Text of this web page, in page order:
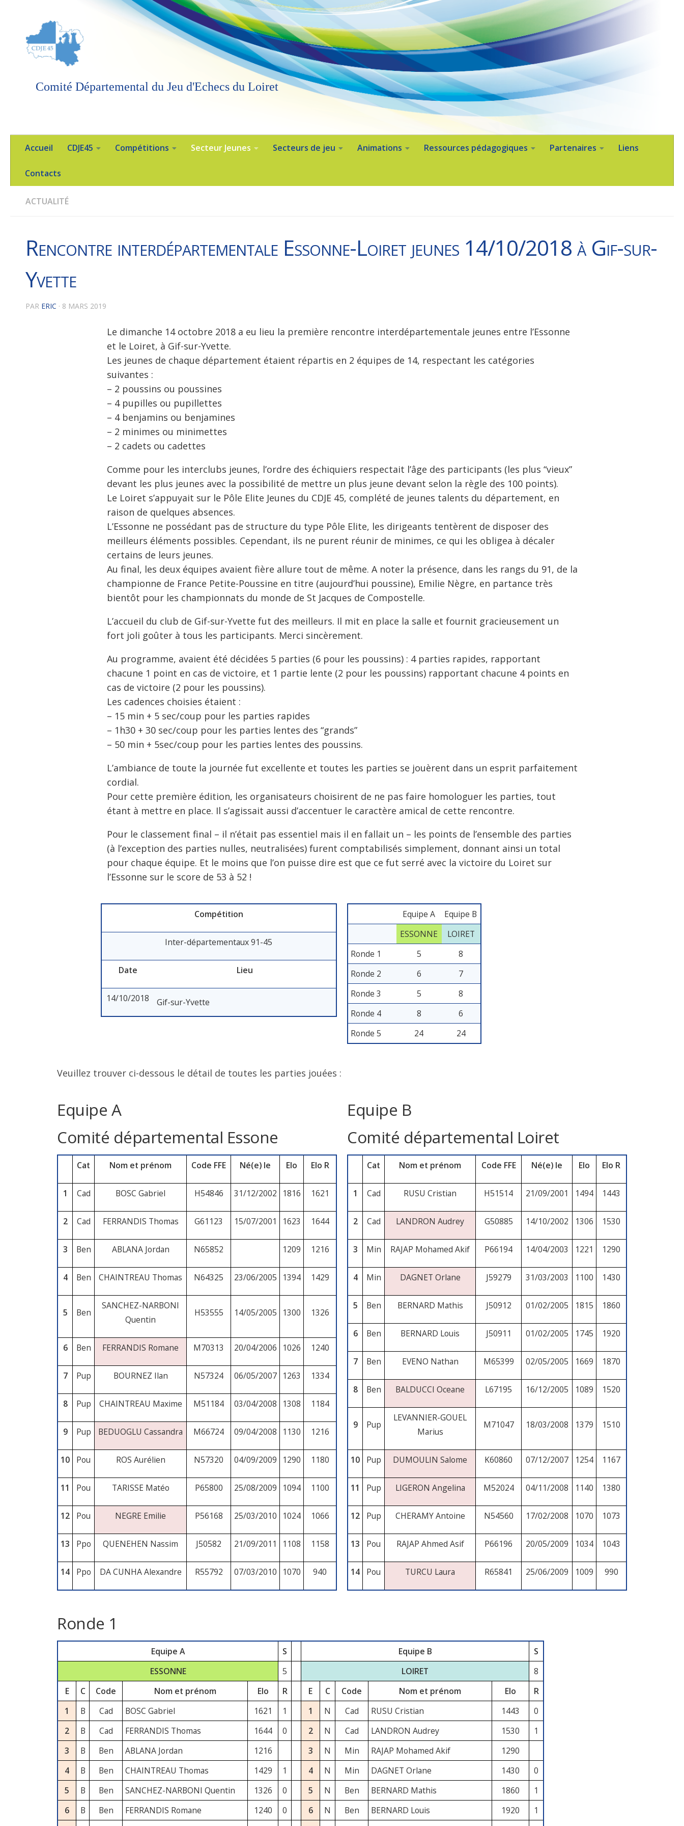
Comité Départemental du Jeu d'Echecs du Loiret
Accueil CDJE45 Compétitions Secteur Jeunes Secteurs de jeu Animations Ressources pédagogiques Partenaires Liens
Contacts
ACTUALITÉ
Rencontre interdépartementale Essonne-Loiret jeunes 14/10/2018 à Gif-sur-
Yvette
PAR ERIC · 8 MARS 2019
Le dimanche 14 octobre 2018 a eu lieu la première rencontre interdépartementale jeunes entre l’Essonne
et le Loiret, à Gif-sur-Yvette.
Les jeunes de chaque département étaient répartis en 2 équipes de 14, respectant les catégories
suivantes :
– 2 poussins ou poussines
– 4 pupilles ou pupillettes
– 4 benjamins ou benjamines
– 2 minimes ou minimettes
– 2 cadets ou cadettes
Comme pour les interclubs jeunes, l’ordre des échiquiers respectait l’âge des participants (les plus “vieux”
devant les plus jeunes avec la possibilité de mettre un plus jeune devant selon la règle des 100 points).
Le Loiret s’appuyait sur le Pôle Elite Jeunes du CDJE 45, complété de jeunes talents du département, en
raison de quelques absences.
L’Essonne ne possédant pas de structure du type Pôle Elite, les dirigeants tentèrent de disposer des
meilleurs éléments possibles. Cependant, ils ne purent réunir de minimes, ce qui les obligea à décaler
certains de leurs jeunes.
Au final, les deux équipes avaient fière allure tout de même. A noter la présence, dans les rangs du 91, de la
championne de France Petite-Poussine en titre (aujourd’hui poussine), Emilie Nègre, en partance très
bientôt pour les championnats du monde de St Jacques de Compostelle.
L’accueil du club de Gif-sur-Yvette fut des meilleurs. Il mit en place la salle et fournit gracieusement un
fort joli goûter à tous les participants. Merci sincèrement.
Au programme, avaient été décidées 5 parties (6 pour les poussins) : 4 parties rapides, rapportant
chacune 1 point en cas de victoire, et 1 partie lente (2 pour les poussins) rapportant chacune 4 points en
cas de victoire (2 pour les poussins).
Les cadences choisies étaient :
– 15 min + 5 sec/coup pour les parties rapides
– 1h30 + 30 sec/coup pour les parties lentes des “grands”
– 50 min + 5sec/coup pour les parties lentes des poussins.
L’ambiance de toute la journée fut excellente et toutes les parties se jouèrent dans un esprit parfaitement
cordial.
Pour cette première édition, les organisateurs choisirent de ne pas faire homologuer les parties, tout
étant à mettre en place. Il s’agissait aussi d’accentuer le caractère amical de cette rencontre.
Pour le classement final – il n’était pas essentiel mais il en fallait un – les points de l’ensemble des parties
(à l’exception des parties nulles, neutralisées) furent comptabilisés simplement, donnant ainsi un total
pour chaque équipe. Et le moins que l’on puisse dire est que ce fut serré avec la victoire du Loiret sur
l’Essonne sur le score de 53 à 52 !
Compétition
Inter-départementaux 91-45
Date Lieu
14/10/2018 Gif-sur-Yvette
Equipe A
Equipe B
ESSONNE
LOIRET
Ronde 1
5
8
Ronde 2
6
7
Ronde 3
5
8
Ronde 4
8
6
Ronde 5
24 24
Veuillez trouver ci-dessous le détail de toutes les parties jouées :
Equipe A
Comité départemental Essone
Cat Nom et prénom Code FFE Né(e) le Elo Elo R
1 Cad BOSC Gabriel H54846 31/12/2002 1816 1621
2 Cad FERRANDIS Thomas G61123 15/07/2001 1623 1644
3 Ben ABLANA Jordan N65852 1209 1216
4 Ben CHAINTREAU Thomas N64325 23/06/2005 1394 1429
5 Ben
SANCHEZ-NARBONI
Quentin
H53555 14/05/2005 1300 1326
6 Ben FERRANDIS Romane M70313 20/04/2006 1026 1240
7 Pup BOURNEZ Ilan N57324 06/05/2007 1263 1334
8 Pup CHAINTREAU Maxime M51184 03/04/2008 1308 1184
9 Pup BEDUOGLU Cassandra M66724 09/04/2008 1130 1216
10 Pou ROS Aurélien N57320 04/09/2009 1290 1180
11 Pou TARISSE Matéo P65800 25/08/2009 1094 1100
12 Pou NEGRE Emilie P56168 25/03/2010 1024 1066
13 Ppo QUENEHEN Nassim J50582 21/09/2011 1108 1158
14 Ppo DA CUNHA Alexandre R55792 07/03/2010 1070 940
Equipe B
Comité départemental Loiret
Cat Nom et prénom Code FFE Né(e) le Elo Elo R
1 Cad RUSU Cristian H51514 21/09/2001 1494 1443
2 Cad LANDRON Audrey G50885 14/10/2002 1306 1530
3 Min RAJAP Mohamed Akif P66194 14/04/2003 1221 1290
4 Min DAGNET Orlane J59279 31/03/2003 1100 1430
5 Ben BERNARD Mathis J50912 01/02/2005 1815 1860
6 Ben BERNARD Louis J50911 01/02/2005 1745 1920
7 Ben EVENO Nathan M65399 02/05/2005 1669 1870
8 Ben BALDUCCI Oceane L67195 16/12/2005 1089 1520
9 Pup
LEVANNIER-GOUEL
Marius
M71047 18/03/2008 1379 1510
10 Pup DUMOULIN Salome K60860 07/12/2007 1254 1167
11 Pup LIGERON Angelina M52024 04/11/2008 1140 1380
12 Pup CHERAMY Antoine N54560 17/02/2008 1070 1073
13 Pou RAJAP Ahmed Asif P66196 20/05/2009 1034 1043
14 Pou TURCU Laura R65841 25/06/2009 1009 990
Ronde 1
Equipe A S Equipe B
S
ESSONNE
5 LOIRET
8
E
C Code Nom et prénom Elo R E C Code Nom et prénom Elo
R
1
B Cad BOSC Gabriel 1621 1 1 N Cad RUSU Cristian 1443
0
2
B Cad FERRANDIS Thomas 1644 0 2 N Cad LANDRON Audrey 1530
1
3
B Ben ABLANA Jordan 1216 3 N Min RAJAP Mohamed Akif
1290
4
B Ben CHAINTREAU Thomas 1429 1 4 N Min DAGNET Orlane 1430
0
5
B Ben SANCHEZ-NARBONI Quentin 1326 0 5 N Ben BERNARD Mathis 1860
1
6
B Ben FERRANDIS Romane 1240 0 6 N Ben BERNARD Louis 1920
1